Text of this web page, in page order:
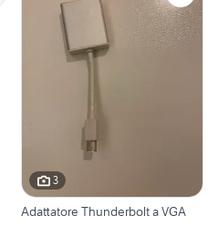
3
Adattatore Thunderbolt a VGA